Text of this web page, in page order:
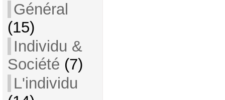
Général
(15)
Individu &
Société (7)
L'individu